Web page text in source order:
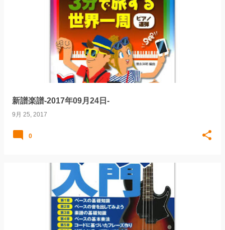
新譜楽譜-2017年09月24日-
9月 25, 2017
0